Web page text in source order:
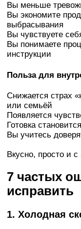
Вы меньше
Вы экономите
выбрасывания
Вы чувствуете
Вы понимаете
инструкции
Польза для
Снижается страх
или семьёй
Появляется
Готовка
Вы учитесь
Вкусно, просто и
7 частых
исправить
1. Холодная